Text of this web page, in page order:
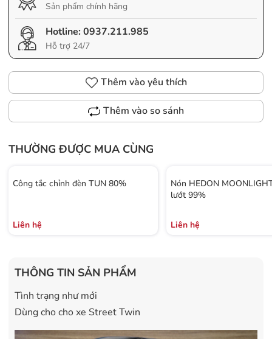
Sản phẩm chính hãng
Hotline:0937.211.985
Hỗ trợ 24/7
Thêm vào yêu thích
Thêm vào so sánh
THƯỜNG ĐƯỢC MUA CÙNG
Công tắc chỉnh đèn TUN 80%
Liên hệ
Nón HEDON
lướt 99%
Liên hệ
THÔNG TIN SẢN PHẨM
Tình trạng như mới
Dùng cho cho xe Street Twin